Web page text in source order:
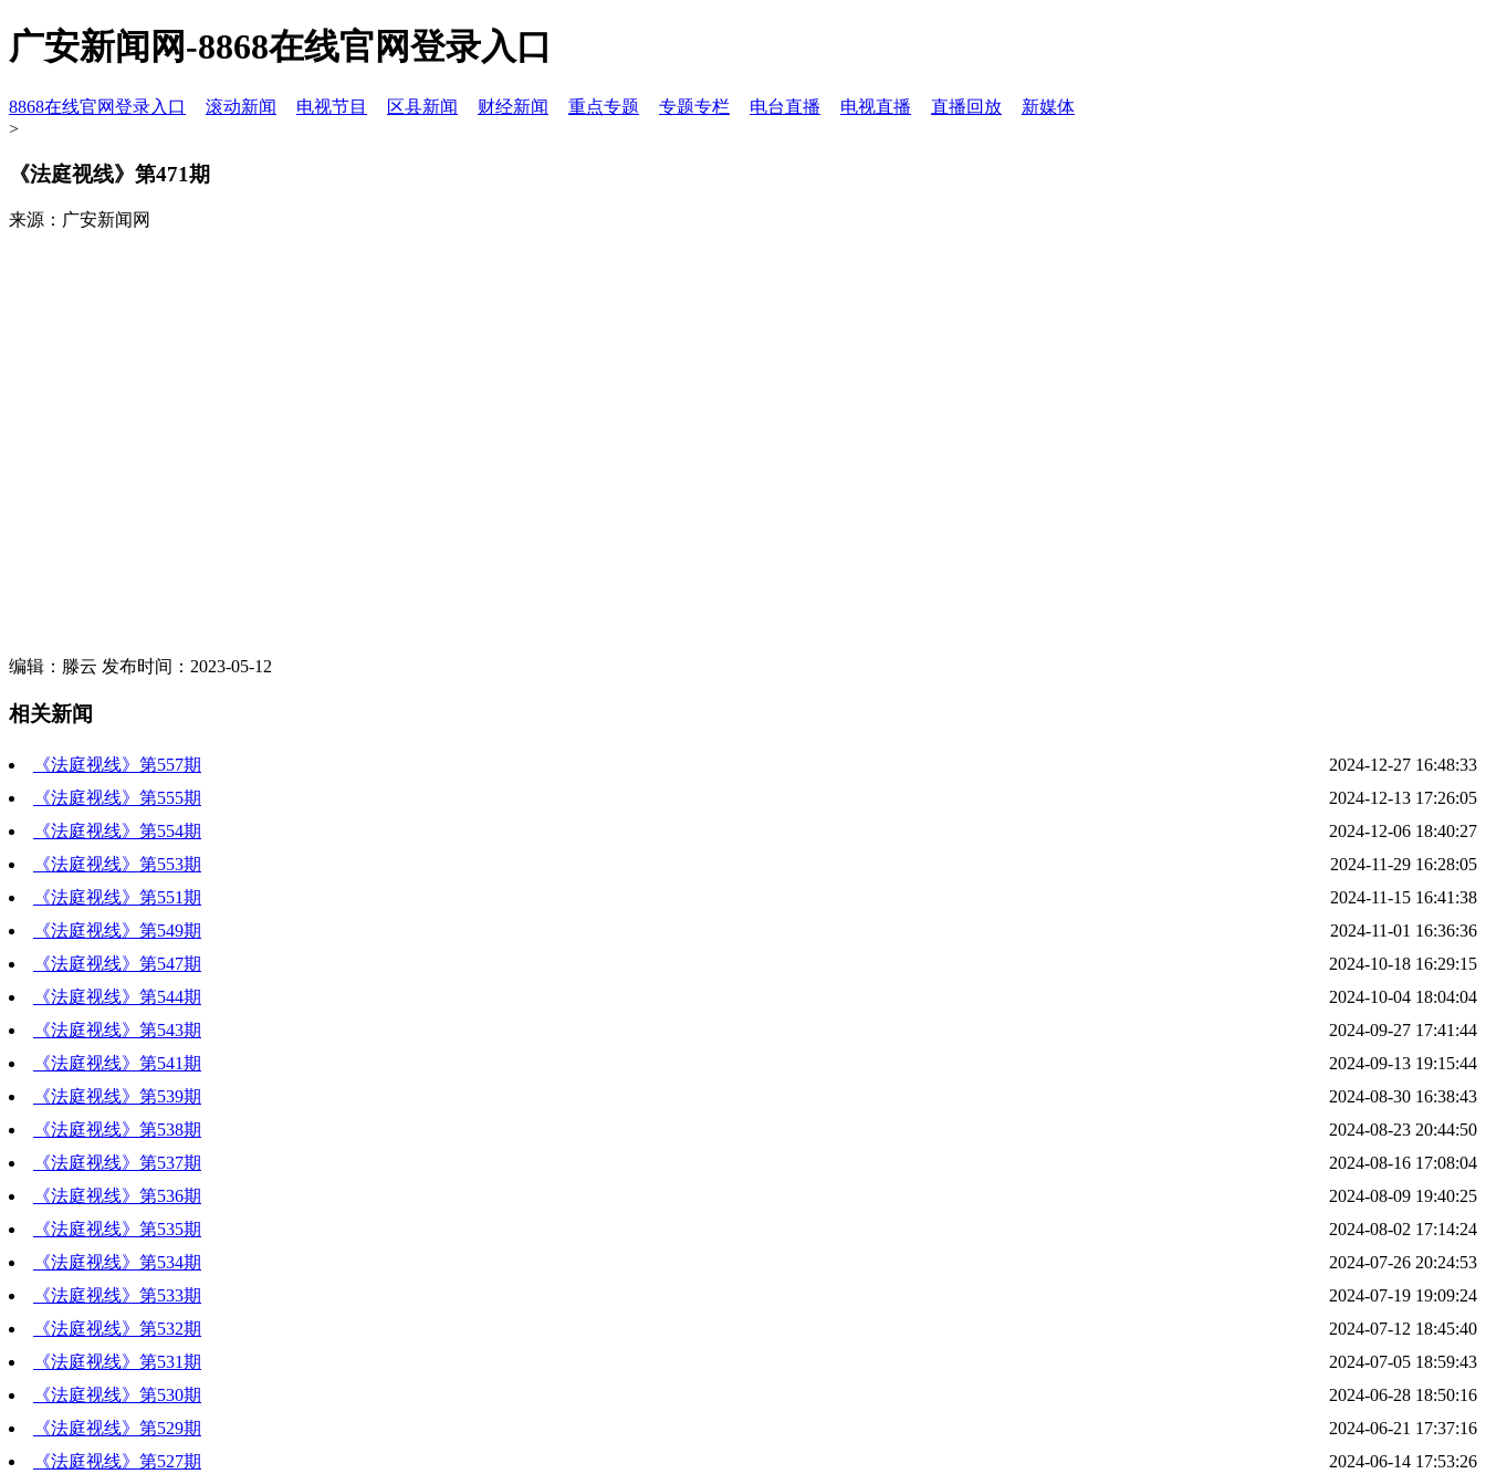
广安新闻网-8868在线官网登录入口
8868在线官网登录入口 滚动新闻 电视节目 区县新闻 财经新闻 重点专题 专题专栏 电台直播 电视直播 直播回放
新媒体
>
《法庭视线》第471期
来源：广安新闻网
编辑：滕云 发布时间：2023-05-12
相关新闻
《法庭视线》第557期
2024-12-27 16:48:33
《法庭视线》第555期
2024-12-13 17:26:05
《法庭视线》第554期
2024-12-06 18:40:27
《法庭视线》第553期
2024-11-29 16:28:05
《法庭视线》第551期
2024-11-15 16:41:38
《法庭视线》第549期
2024-11-01 16:36:36
《法庭视线》第547期
2024-10-18 16:29:15
《法庭视线》第544期
2024-10-04 18:04:04
《法庭视线》第543期
2024-09-27 17:41:44
《法庭视线》第541期
2024-09-13 19:15:44
《法庭视线》第539期
2024-08-30 16:38:43
《法庭视线》第538期
2024-08-23 20:44:50
《法庭视线》第537期
2024-08-16 17:08:04
《法庭视线》第536期
2024-08-09 19:40:25
《法庭视线》第535期
2024-08-02 17:14:24
《法庭视线》第534期
2024-07-26 20:24:53
《法庭视线》第533期
2024-07-19 19:09:24
《法庭视线》第532期
2024-07-12 18:45:40
《法庭视线》第531期
2024-07-05 18:59:43
《法庭视线》第530期
2024-06-28 18:50:16
《法庭视线》第529期
2024-06-21 17:37:16
《法庭视线》第527期
2024-06-14 17:53:26